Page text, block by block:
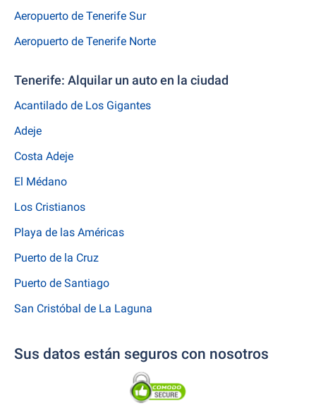
Aeropuerto de Tenerife Sur
Aeropuerto de Tenerife Norte
Tenerife: Alquilar un auto en la ciudad
Acantilado de Los Gigantes
Adeje
Costa Adeje
El Médano
Los Cristianos
Playa de las Américas
Puerto de la Cruz
Puerto de Santiago
San Cristóbal de La Laguna
Sus datos están seguros con nosotros